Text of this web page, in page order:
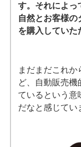
す。それによっ
自然とお客様の
を購入していた
まだまだこれ
ど、自動販売
ているという意
だなと感じてい